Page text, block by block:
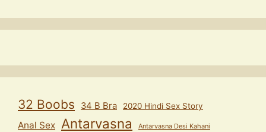
32 Boobs 34 B Bra 2020 Hindi Sex Story
Anal Sex Antarvasna
Antarvasna Desi Kahani